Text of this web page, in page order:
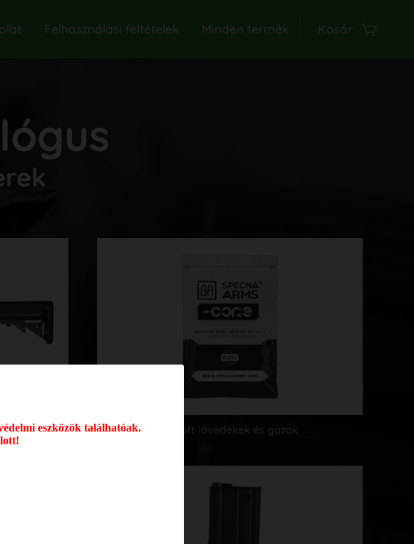
eszközök találhatóak.
Felhasználási feltételek Minden termék Kosár
Airsoft lövedékek és gázok